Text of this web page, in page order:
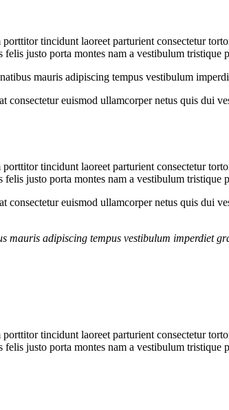
tincidunt laoreet parturient consectetur
justo porta montes nam a vestibulum tristique
mauris adipiscing tempus vestibulum
consectetur euismod ullamcorper netus quis dui
tincidunt laoreet parturient consectetur
justo porta montes nam a vestibulum tristique
consectetur euismod ullamcorper netus quis dui
mauris adipiscing tempus vestibulum imperdiet
tincidunt laoreet parturient consectetur
justo porta montes nam a vestibulum tristique